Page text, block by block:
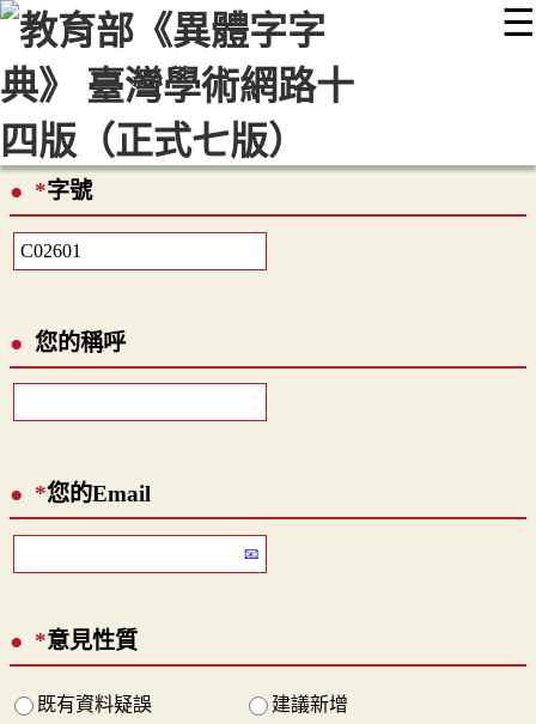
☰
::: 最新消息 常見問題 編輯說明
顯示模式
網站導覽
*字號
您的稱呼
*您的Email
*意見性質
既有資料疑誤 建議新增